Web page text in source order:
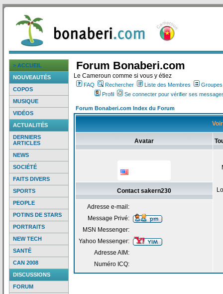
> ACCUEIL
NOUVEAUTÉS
COPOS
MUSIQUE
VIDÉOS
ACTUALITÉS
DERNIERS
ARTICLES
NEWS
SOCIÉTÉ
FAITS DIVERS
SPORTS
PEOPLE
POTINS DE STARS
PORTRAITS
NEW TECH
SANTÉ
CAN 2008
DISCUSSIONS
FORUM
Forum Bonaberi.com
Le Cameroun comme si vous y étiez
FAQ Rechercher Liste des Membres
Profil
Se connecter pour vérifier ses
Forum Bonaberi.com Index du Forum
Avatar
Contact sakern230
Adresse e-mail:
Message Privé:
MSN Messenger:
Yahoo Messenger:
Adresse AIM:
Numéro ICQ: